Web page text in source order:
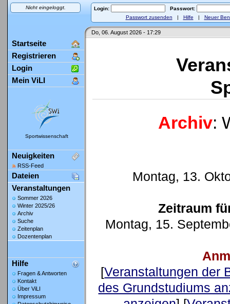
Nicht eingeloggt. Login:
Passwort:
Passwort zusenden | Hilfe | Neuer
Do, 06. August 2026 - 17:29
Startseite
Registrieren
Login
Mein ViLI
Sportwissenschaft
Neuigkeiten
RSS-Feed
Dateien
Veranstaltungen
Sommer 2026
Winter 2025/26
Archiv
Suche
Zeitenplan
Dozentenplan
Hilfe
Fragen & Antworten
Kontakt
Über ViLI
Impressum
Archiv:
Montag, 13.
Zeitraum
Montag, 15.
[Veranstaltungen der
des Grundstudiums